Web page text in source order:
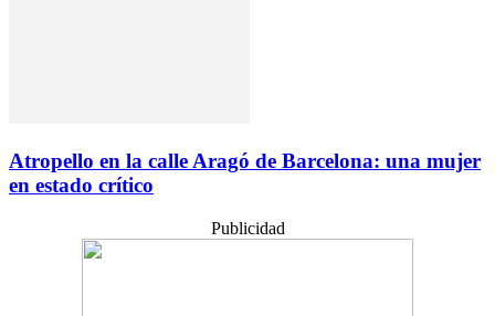
Atropello en la calle Aragó de Barcelona: una mujer
en estado crítico
Publicidad